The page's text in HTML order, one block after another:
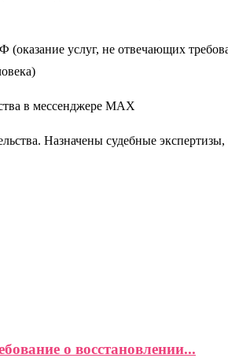
услуг, не отвечающих
в мессенджере МАХ
Назначены судебные
о восстановлении...